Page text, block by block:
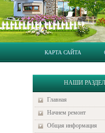
КАРТА САЙТА
НАШИ
Главная
Начнем ремонт
Общая информация